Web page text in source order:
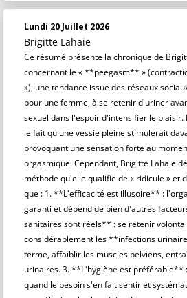
Lundi 20 Juillet 2026
Brigitte Lahaie
Ce résumé présente la chronique de
concernant le « **peegasm** »
»), une tendance issue des réseaux
pour une femme, à se retenir d'uriner
sexuel dans l'espoir d'intensifier le
le fait qu'une vessie pleine stimulerait
provoquant une sensation forte au
orgasmique. Cependant, Brigitte Lahaie
méthode qu'elle qualifie de « ridicule » et
que : 1. **L'efficacité est illusoire** :
garanti et dépend de bien d'autres
sanitaires sont réels** : se retenir
considérablement les **infections
terme, affaiblir les muscles pelviens,
urinaires. 3. **L'hygiène est préférable**
quand le besoin s'en fait sentir et